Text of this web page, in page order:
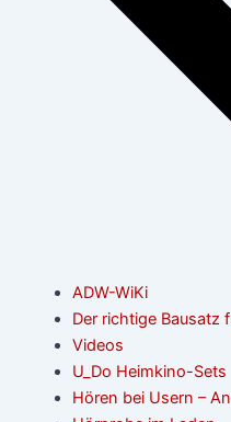
ADW-WiKi
Der richtige Bausatz
Videos
U_Do Heimkino-Sets
Hören bei Usern –